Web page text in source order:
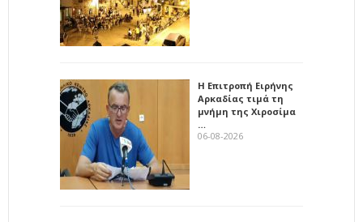
Η Επιτροπή Ειρήνης
Αρκαδίας τιμά τη
μνήμη της Χιροσίμα
…
06-08-2026